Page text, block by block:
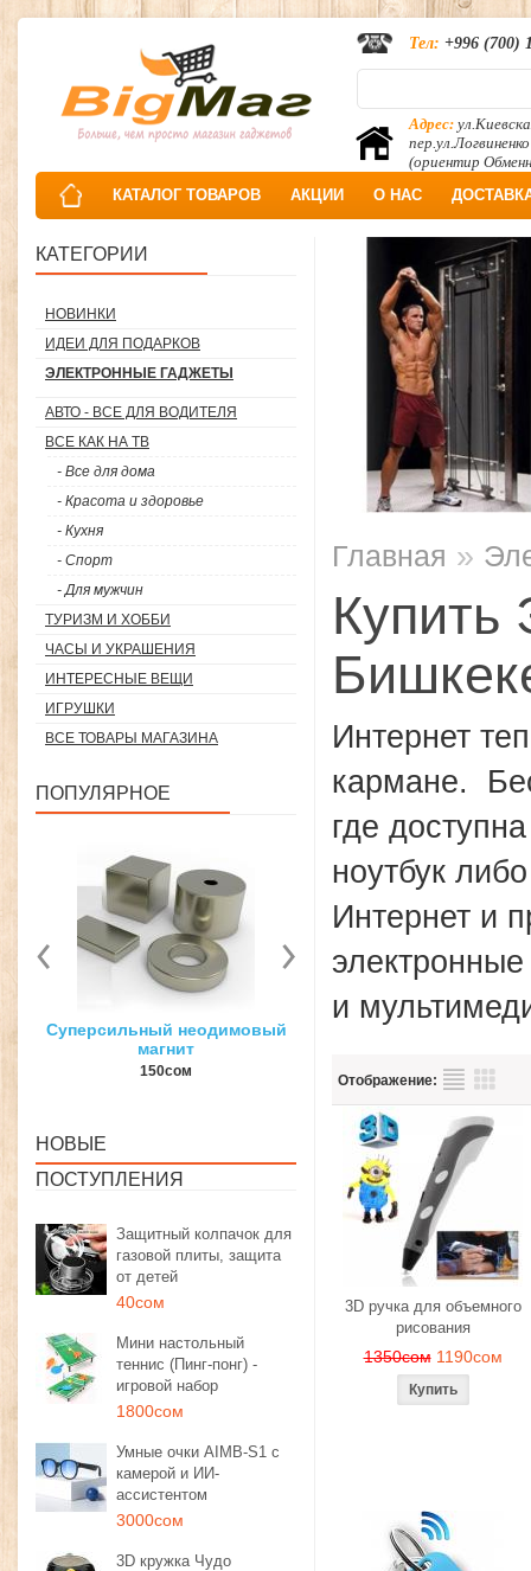
Адрес:
пер.ул.Логвиненко
(ориентир
Тел: +996 (700)
КАТАЛОГ ТОВАРОВ АКЦИИ О НАС
КАТЕГОРИИ
НОВИНКИ
ИДЕИ ДЛЯ ПОДАРКОВ
ЭЛЕКТРОННЫЕ ГАДЖЕТЫ
АВТО - ВСЕ ДЛЯ ВОДИТЕЛЯ
ВСЕ КАК НА ТВ
- Все для дома
- Красота и здоровье
- Кухня
- Спорт
- Для мужчин
ТУРИЗМ И ХОББИ
ЧАСЫ И УКРАШЕНИЯ
ИНТЕРЕСНЫЕ ВЕЩИ
ИГРУШКИ
ВСЕ ТОВАРЫ МАГАЗИНА
ПОПУЛЯРНОЕ
3D ручка для объемного
рисования
1350сом 1190сом
Загуститель волос
1000сом
НОВЫЕ
ПОСТУПЛЕНИЯ
Защитный колпачок для
газовой плиты, защита
от детей
40сом
Мини настольный
теннис (Пинг-понг) -
игровой набор
1800сом
Умные очки AIMB-S1 с
камерой и ИИ-
ассистентом
3000сом
3D кружка Чудо
Главная »
Купить
Интернет
кармане.
где
ноутбук
Интернет и
и
Отображение:
3D ручка для объемного
рисования
1350сом 1190сом